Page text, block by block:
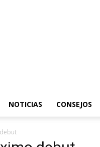
NOTICIAS CONSEJOS